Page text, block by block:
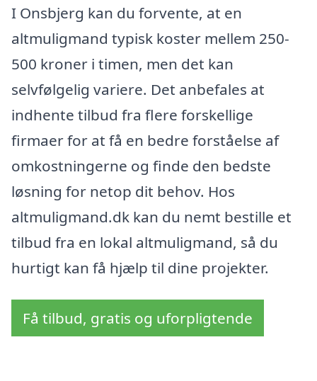
I Onsbjerg kan du forvente, at en
altmuligmand typisk koster mellem 250-
500 kroner i timen, men det kan
selvfølgelig variere. Det anbefales at
indhente tilbud fra flere forskellige
firmaer for at få en bedre forståelse af
omkostningerne og finde den bedste
løsning for netop dit behov. Hos
altmuligmand.dk kan du nemt bestille et
tilbud fra en lokal altmuligmand, så du
hurtigt kan få hjælp til dine projekter.
Få tilbud, gratis og uforpligtende